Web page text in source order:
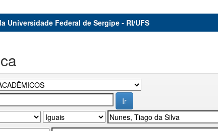
Universidade Federal de Sergipe - RI/UFS